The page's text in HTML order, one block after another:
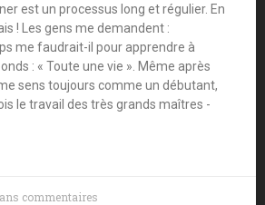
est un processus long et régulier. En
! Les gens me demandent :
me faudrait-il pour apprendre à
: « Toute une vie ». Même après
sens toujours comme un débutant,
le travail des très grands maîtres -
commentaires